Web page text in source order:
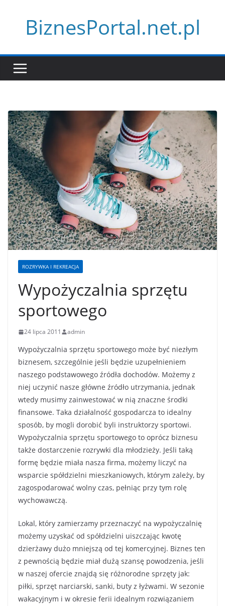
BiznesPortal.net.pl
ROZRYWKA I REKREACJA
Wypożyczalnia sprzętu
sportowego
24 lipca 2011 admin
Wypożyczalnia sprzętu sportowego może być niezłym
biznesem, szczególnie jeśli będzie uzupełnieniem
naszego podstawowego źródła dochodów. Możemy z
niej uczynić nasze główne źródło utrzymania, jednak
wtedy musimy zainwestować w nią znaczne środki
finansowe. Taka działalność gospodarcza to idealny
sposób, by mogli dorobić byli instruktorzy sportowi.
Wypożyczalnia sprzętu sportowego to oprócz biznesu
także dostarczenie rozrywki dla młodzieży. Jeśli taką
formę będzie miała nasza firma, możemy liczyć na
wsparcie spółdzielni mieszkaniowych, którym zależy, by
zagospodarować wolny czas, pełniąc przy tym rolę
wychowawczą.
Lokal, który zamierzamy przeznaczyć na wypożyczalnię
możemy uzyskać od spółdzielni uiszczając kwotę
dzierżawy dużo mniejszą od tej komercyjnej. Biznes ten
z pewnością będzie miał dużą szansę powodzenia, jeśli
w naszej ofercie znajdą się różnorodne sprzęty jak:
piłki, sprzęt narciarski, sanki, buty z łyżwami. W sezonie
wakacyjnym i w okresie ferii idealnym rozwiązaniem